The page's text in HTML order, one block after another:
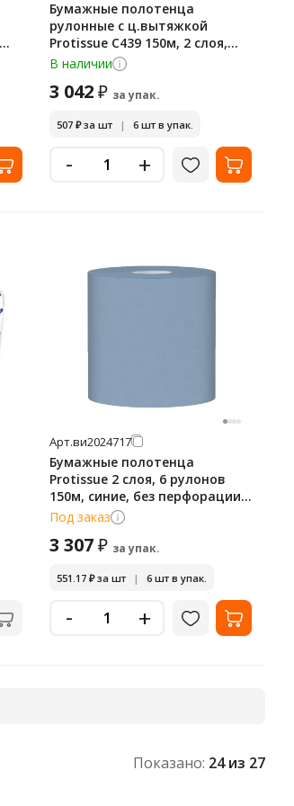
Бумажные полотенца
рулонные с ц.вытяжкой
Protissue С439 150м, 2 слоя,
синие, 6 рулонов
В наличии
3 042₽ за упак.
507 ₽за шт | 6 шт в упак.
- +
Арт.ви2024717
Бумажные полотенца
Protissue 2 слоя, 6 рулонов
150м, синие, без перфорации,
С440
Под заказ
3 307₽ за упак.
551.17 ₽за шт | 6 шт в упак.
- +
Показано: 24из 27